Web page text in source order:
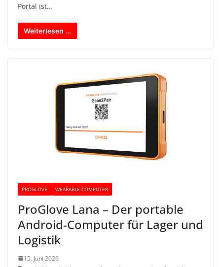
Portal ist…
Weiterlesen ...
PROGLOVE WEARABLE COMPUTER
ProGlove Lana – Der portable
Android-Computer für Lager und
Logistik
15. Juni 2026